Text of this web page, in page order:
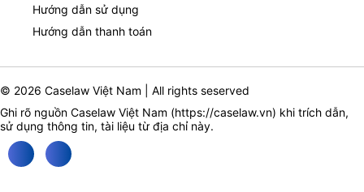
Hướng dẫn sử dụng
Hướng dẫn thanh toán
© 2026 Caselaw Việt Nam | All rights seserved
Ghi rõ nguồn Caselaw Việt Nam (https://caselaw.vn) khi trích dẫn,
sử dụng thông tin, tài liệu từ địa chỉ này.